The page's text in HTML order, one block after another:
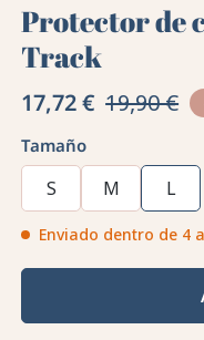
Protector de
Track
17,72 € 19,90 €
Tamaño
S M L
Enviado dentro de 4